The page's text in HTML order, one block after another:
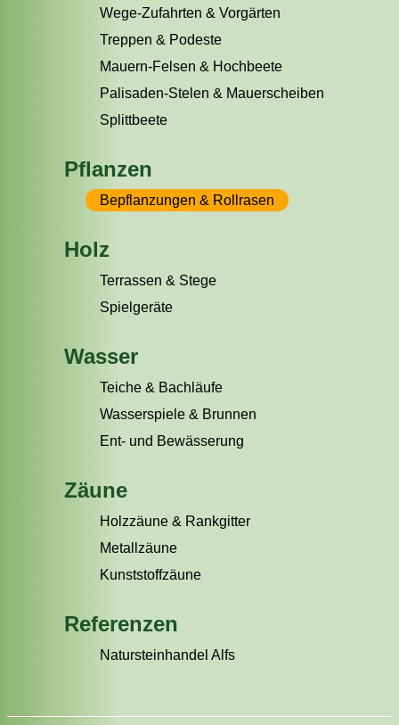
Wege-Zufahrten & Vorgärten
Treppen & Podeste
Mauern-Felsen & Hochbeete
Palisaden-Stelen & Mauerscheiben
Splittbeete
Pflanzen
Bepflanzungen & Rollrasen
Holz
Terrassen & Stege
Spielgeräte
Wasser
Teiche & Bachläufe
Wasserspiele & Brunnen
Ent- und Bewässerung
Zäune
Holzzäune & Rankgitter
Metallzäune
Kunststoffzäune
Referenzen
Natursteinhandel Alfs